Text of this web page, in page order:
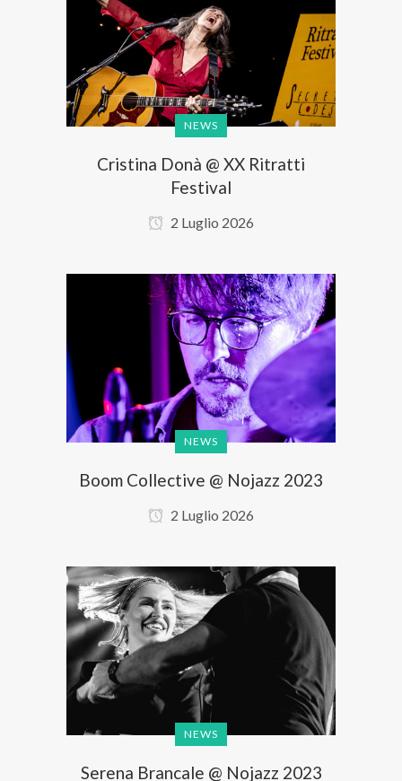
NEWS
Cristina Donà @ XX Ritratti
Festival
2 Luglio 2026
NEWS
Boom Collective @ Nojazz 2023
2 Luglio 2026
NEWS
Serena Brancale @ Nojazz 2023